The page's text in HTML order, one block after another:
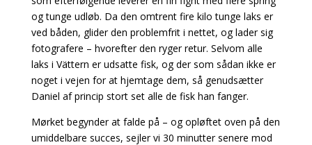
og tunge udløb. Da den omtrent fire kilo tunge laks er
ved båden, glider den problemfrit i nettet, og lader sig
fotografere – hvorefter den ryger retur. Selvom alle
laks i Vättern er udsatte fisk, og der som sådan ikke er
noget i vejen for at hjemtage dem, så genudsætter
Daniel af princip stort set alle de fisk han fanger.
Mørket begynder at falde på – og opløftet oven på den
umiddelbare succes, sejler vi 30 minutter senere mod